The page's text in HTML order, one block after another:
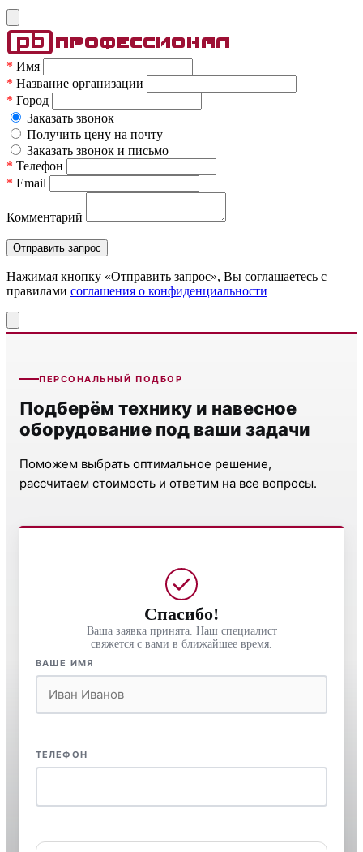
* Имя
* Название организации
* Город
Заказать звонок
Получить цену на почту
Заказать звонок и письмо
* Телефон
* Email
Комментарий
Нажимая кнопку «Отправить запрос», Вы соглашаетесь c
правилами соглашения о конфиденциальности
ПЕРСОНАЛЬНЫЙ ПОДБОР
Подберём технику и навесное
оборудование под ваши задачи
Поможем выбрать оптимальное решение,
рассчитаем стоимость и ответим на все вопросы.
Спасибо!
Ваша заявка принята. Наш специалист
свяжется с вами в ближайшее время.
ВАШЕ ИМЯ
ТЕЛЕФОН